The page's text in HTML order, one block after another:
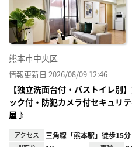
熊本市中央区
情報更新日 2026/08/09 12:46
【独立洗面台付・バストイレ別
ック付・防犯カメラ付セキュリ
屋♪
アクセス 三角線「熊本駅」徒歩15分